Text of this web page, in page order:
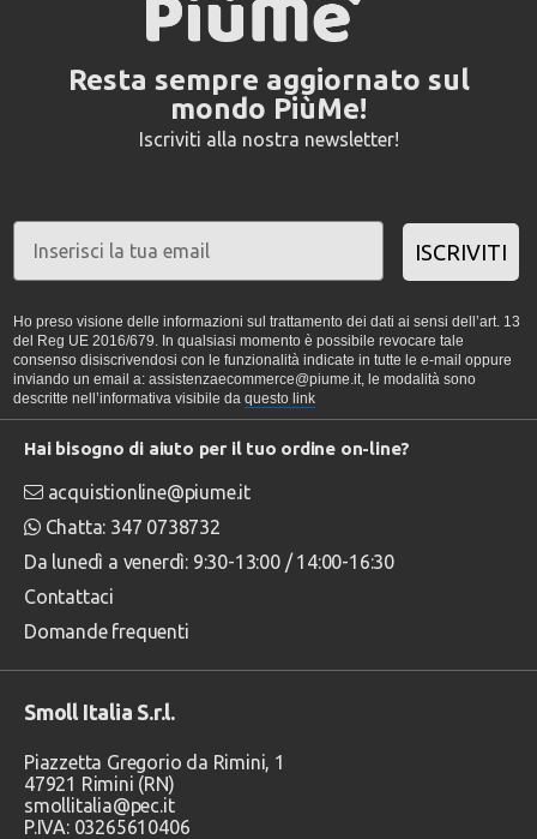
Resta sempre aggiornato sul
mondo PiùMe!
Iscriviti alla nostra newsletter!
ISCRIVITI
Ho preso visione delle informazioni sul trattamento dei dati ai sensi dell’art. 13
del Reg UE 2016/679. In qualsiasi momento è possibile revocare tale
consenso disiscrivendosi con le funzionalità indicate in tutte le e-mail oppure
inviando un email a: assistenzaecommerce@piume.it, le modalità sono
descritte nell’informativa visibile da questo link
Hai bisogno di aiuto per il tuo ordine on-line?
acquistionline@piume.it
Chatta: 347 0738732
Da lunedì a venerdì: 9:30-13:00 / 14:00-16:30
Contattaci
Domande frequenti
Smoll Italia S.r.l.
Piazzetta Gregorio da Rimini, 1
47921 Rimini (RN)
smollitalia@pec.it
P.IVA: 03265610406